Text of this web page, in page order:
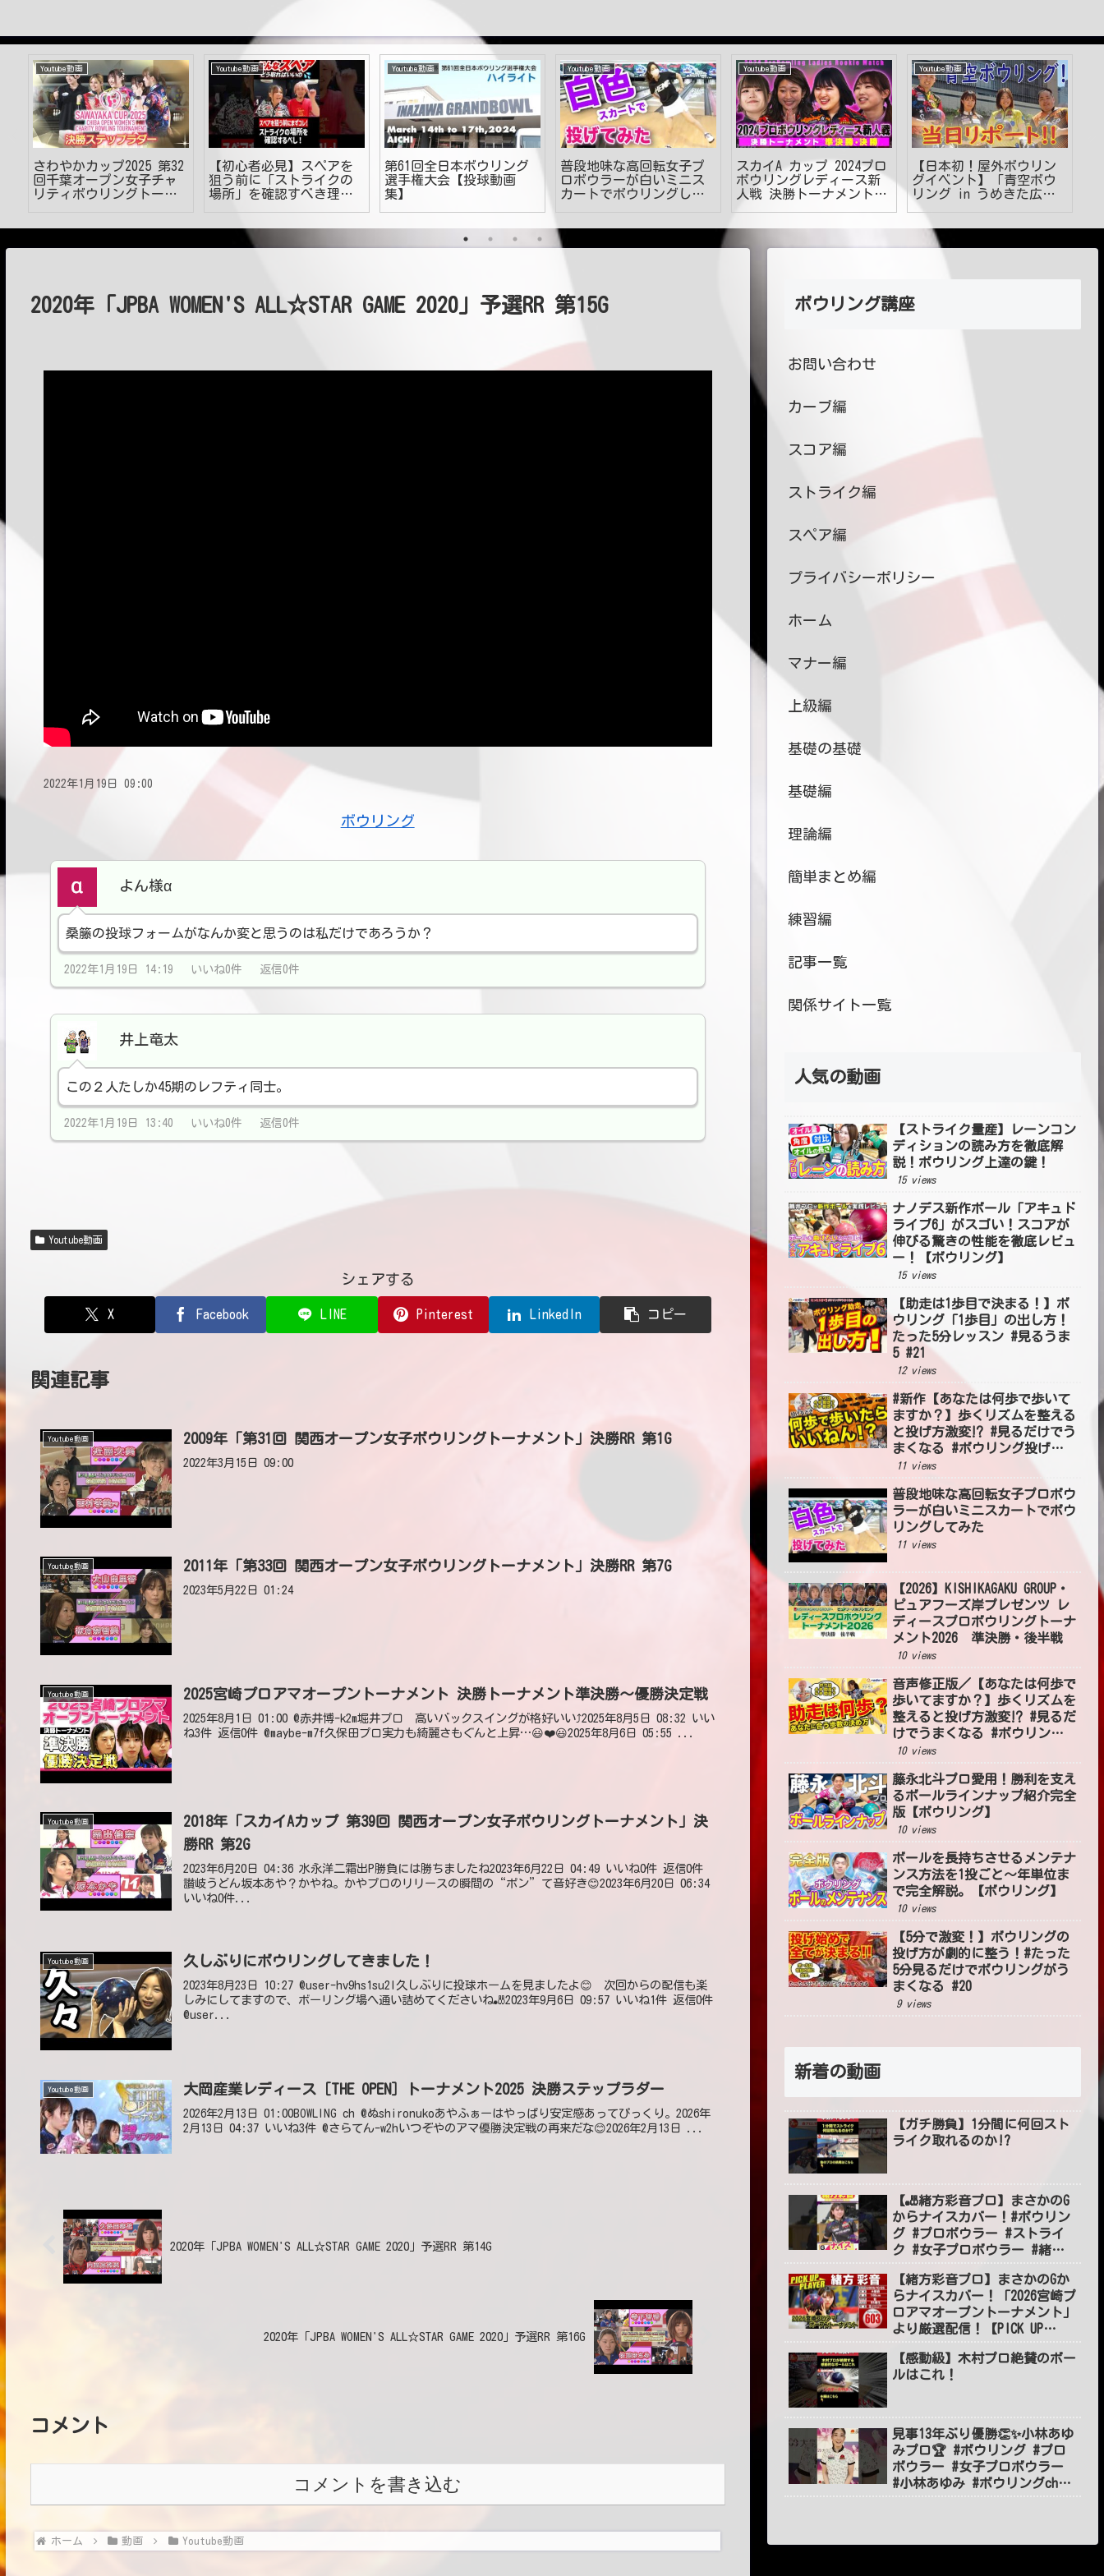
Youtube動画
さわやかカップ2025 第32
回千葉オープン女子チャ
リティボウリングトーナ
Youtube動画
【初心者必見】スペアを
狙う前に「ストライクの
場所」を確認すべき理由
Youtube動画
第61回全日本ボウリング
選手権大会【投球動画
集】
Youtube動画
普段地味な高回転女子プ
ロボウラーが白いミニス
カートでボウリングして
Youtube動画
スカイA カップ 2024プロ
ボウリングレディース新
人戦 決勝トーナメント
Youtube動画
【日本初！屋外ボウリン
グイベント】「青空ボウ
リング in うめきた広
場」
2020年「JPBA WOMEN'S ALL☆STAR GAME 2020」予選RR 第15G
2022年1月19日 09:00
ボウリング
よん様α
桑籐の投球フォームがなんか変と思うのは私だけであろうか？
2022年1月19日 14:19 いいね0件 返信0件
井上竜太
この２人たしか45期のレフティ同士。
2022年1月19日 13:40 いいね0件 返信0件
Youtube動画
シェアする
X Facebook LINE Pinterest LinkedIn コピー
関連記事
Youtube動画 2009年「第31回 関西オープン女子ボウリングトーナメント」決勝RR 第1G
2022年3月15日 09:00
Youtube動画 2011年「第33回 関西オープン女子ボウリングトーナメント」決勝RR 第7G
2023年5月22日 01:24
Youtube動画 2025宮崎プロアマオープントーナメント 決勝トーナメント準決勝～優勝決定戦
2025年8月1日 01:00 @赤井博-k2m堀井プロ 高いバックスイングが格好いい⤴️2025年8月5日 08:32 いい
ね3件 返信0件 @maybe-m7f久保田プロ実力も綺麗さもぐんと上昇…😃❤️😃2025年8月6日 05:55 ...
Youtube動画
2018年「スカイAカップ 第39回 関西オープン女子ボウリングトーナメント」決
勝RR 第2G
2023年6月20日 04:36 水永洋二霜出P勝負には勝ちましたね2023年6月22日 04:49 いいね0件 返信0件
讃岐うどん坂本あや？かやね。かやプロのリリースの瞬間の“ポン”て音好き😊2023年6月20日 06:34
いいね0件...
Youtube動画 久しぶりにボウリングしてきました！
2023年8月23日 10:27 @user-hv9hs1su2l久しぶりに投球ホームを見ましたよ😊 次回からの配信も楽
しみにしてますので、ボーリング場へ通い詰めてくださいね🎳2023年9月6日 09:57 いいね1件 返信0件
@user...
Youtube動画 大岡産業レディース［THE OPEN］トーナメント2025 決勝ステップラダー
2026年2月13日 01:00BOWLING ch @ぬshironukoあやふぁーはやっぱり安定感あってぴっくり。2026年
2月13日 04:37 いいね3件 @さらてん-w2hいつぞやのアマ優勝決定戦の再来だな😊2026年2月13日 ...
2020年「JPBA WOMEN'S ALL☆STAR GAME 2020」予選RR 第14G
2020年「JPBA WOMEN'S ALL☆STAR GAME 2020」予選RR 第16G
コメント
コメントを書き込む
ホーム 動画 Youtube動画
ボウリング講座
お問い合わせ
カーブ編
スコア編
ストライク編
スペア編
プライバシーポリシー
ホーム
マナー編
上級編
基礎の基礎
基礎編
理論編
簡単まとめ編
練習編
記事一覧
関係サイト一覧
人気の動画
【ストライク量産】レーンコン
ディションの読み方を徹底解
説！ボウリング上達の鍵！
15 views
ナノデス新作ボール「アキュド
ライブ6」がスゴい！スコアが
伸びる驚きの性能を徹底レビュ
ー！【ボウリング】
15 views
【助走は1歩目で決まる！】ボ
ウリング「1歩目」の出し方！
たった5分レッスン #見るうま
5 #21
12 views
#新作【あなたは何歩で歩いて
ますか？】歩くリズムを整える
と投げ方激変⁉ #見るだけでう
まくなる #ボウリング投げ方
#54
11 views
普段地味な高回転女子プロボウ
ラーが白いミニスカートでボウ
リングしてみた
11 views
【2026】KISHIKAGAKU GROUP・
ピュアフーズ岸プレゼンツ レ
ディースプロボウリングトーナ
メント2026 準決勝・後半戦
10 views
音声修正版／【あなたは何歩で
歩いてますか？】歩くリズムを
整えると投げ方激変⁉ #見るだ
けでうまくなる #ボウリング
投げ方 #54
10 views
藤永北斗プロ愛用！勝利を支え
るボールラインナップ紹介完全
版【ボウリング】
10 views
ボールを長持ちさせるメンテナ
ンス方法を1投ごと〜年単位ま
で完全解説。【ボウリング】
10 views
【5分で激変！】ボウリングの
投げ方が劇的に整う！#たった
5分見るだけでボウリングがう
まくなる #20
9 views
新着の動画
【ガチ勝負】1分間に何回スト
ライク取れるのか!?
【🎳緒方彩音プロ】まさかのG
からナイスカバー！#ボウリン
グ #プロボウラー #ストライ
ク #女子プロボウラー #緒方
#shorts #short #ショート
【緒方彩音プロ】まさかのGか
らナイスカバー！「2026宮崎プ
ロアマオープントーナメント」
より厳選配信！【PICK UP
「BOWLING ch」
【感動級】木村プロ絶賛のボー
ルはこれ！
見事13年ぶり優勝👏✨小林あゆ
みプロ🏆 #ボウリング #プロ
ボウラー #女子プロボウラー
#小林あゆみ #ボウリングch